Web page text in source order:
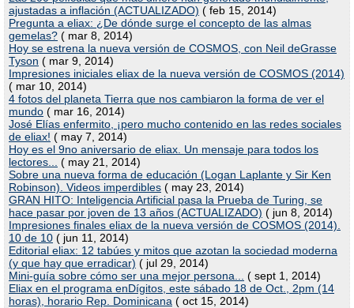
ajustadas a inflación (ACTUALIZADO) ( feb 15, 2014)
Pregunta a eliax: ¿De dónde surge el concepto de las almas
gemelas? ( mar 8, 2014)
Hoy se estrena la nueva versión de COSMOS, con Neil deGrasse
Tyson ( mar 9, 2014)
Impresiones iniciales eliax de la nueva versión de COSMOS (2014)
( mar 10, 2014)
4 fotos del planeta Tierra que nos cambiaron la forma de ver el
mundo ( mar 16, 2014)
José Elías enfermito, ¡pero mucho contenido en las redes sociales
de eliax! ( may 7, 2014)
Hoy es el 9no aniversario de eliax. Un mensaje para todos los
lectores...
( may 21, 2014)
Sobre una nueva forma de educación (Logan Laplante y Sir Ken
Robinson). Videos imperdibles ( may 23, 2014)
GRAN HITO: Inteligencia Artificial pasa la Prueba de Turing, se
hace pasar por joven de 13 años (ACTUALIZADO) ( jun 8, 2014)
Impresiones finales eliax de la nueva versión de COSMOS (2014).
10 de 10 ( jun 11, 2014)
Editorial eliax: 12 tabúes y mitos que azotan la sociedad moderna
(y que hay que erradicar) ( jul 29, 2014)
Mini-guía sobre cómo ser una mejor persona...
( sept 1, 2014)
Eliax en el programa enDígitos, este sábado 18 de Oct., 2pm (14
horas), horario Rep. Dominicana ( oct 15, 2014)